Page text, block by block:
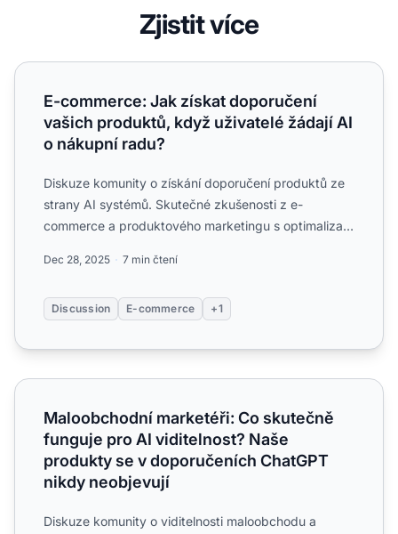
Zjistit více
E-commerce: Jak získat doporučení vašich produktů,
E-commerce: Jak získat doporučení
vašich produktů, když uživatelé žádají AI
o nákupní radu?
Diskuze komunity o získání doporučení produktů ze
strany AI systémů. Skutečné zkušenosti z e-
commerce a produktového marketingu s optimalizací
Dec 28, 2025 7 min čtení
Discussion E-commerce +1
Maloobchodní marketéři: Co skutečně funguje pro AI
Maloobchodní marketéři: Co skutečně
funguje pro AI viditelnost? Naše
produkty se v doporučeních ChatGPT
nikdy neobjevují
Diskuze komunity o viditelnosti maloobchodu a